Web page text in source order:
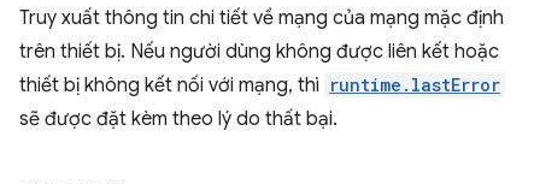
Truy xuất thông tin chi tiết về mạng của mạng mặc định
trên thiết bị. Nếu người dùng không được liên kết hoặc
thiết bị không kết nối với mạng, thì runtime.lastError
sẽ được đặt kèm theo lý do thất bại.